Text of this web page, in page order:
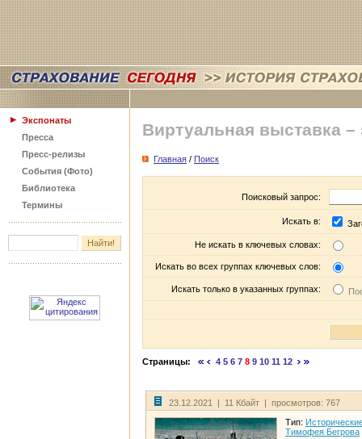
Экспонаты
Пресса
Пресс-релизы
События (Фото)
Библиотека
Термины
Виртуальная выставка –
Главная / Поиск
Поисковый запрос:
Искать в:
Не искать в ключевых словах:
Искать во всех группах ключевых слов:
Искать только в указанных группах:
Страницы: 4 5 6 7 8 9 10 11 12
23.12.2021 | 11 Кбайт | просмотров: 767
Тип:
Тимофея Бегрова